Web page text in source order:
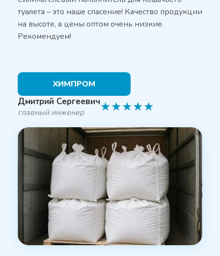
туалета – это наше спасение! Качество продукции
на высоте, а цены оптом очень низкие.
Рекомендуем!
ХИМПРОМ
Дмитрий Сергеевич
главный инженер ★★★★★